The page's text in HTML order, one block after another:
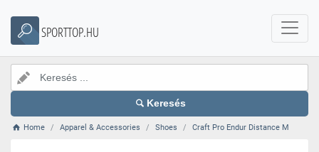
SPORTTOP.HU
Keresés
Home Apparel & Accessories Shoes Craft Pro Endur Distance M